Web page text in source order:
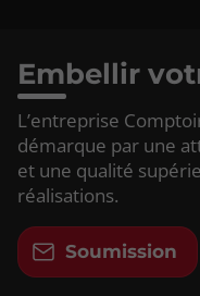
Embellir
L’entreprise
démarque par une
et une qualité
réalisations.
Soumission